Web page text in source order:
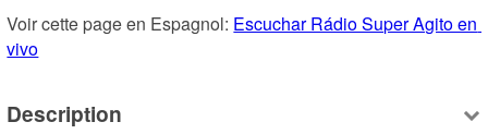
Voir cette page en Espagnol: Escuchar Rádio Super Agito en
vivo
Description